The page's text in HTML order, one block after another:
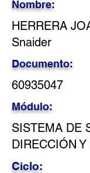
Nombre:
HERRERA
Snaider
Documento:
60935047
Módulo:
SISTEMA DE
DIRECCIÓN
Ciclo: